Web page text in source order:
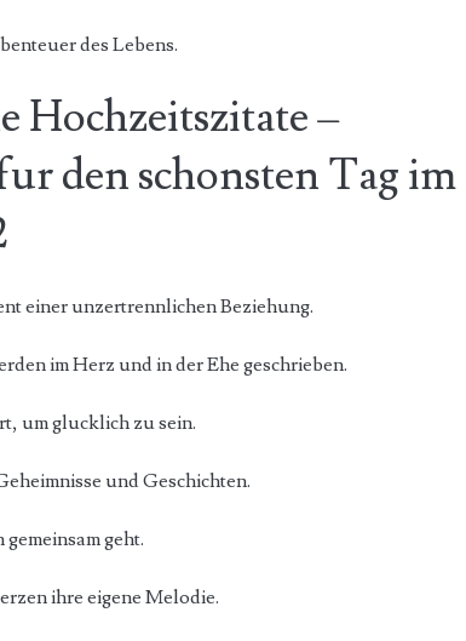
des Lebens.
Hochzeitszitate –
den schonsten Tag im
einer unzertrennlichen Beziehung.
im Herz und in der Ehe geschrieben.
um glucklich zu sein.
und Geschichten.
geht.
ihre eigene Melodie.